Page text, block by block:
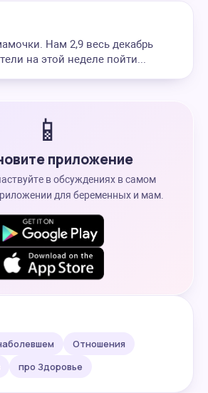
Нам 2,9 весь декабрь
на этой неделе пойти...
📱
приложение
в обсуждениях в самом
для беременных и мам.
Отношения
про Здоровье